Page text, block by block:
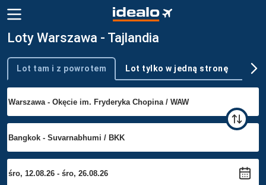
Loty Warszawa - Tajlandia
Typ podróży
Lot tam i z powrotem Lot tylko w jedną stronę